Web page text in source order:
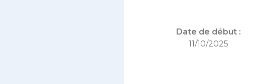
Date de début :
11/10/2025